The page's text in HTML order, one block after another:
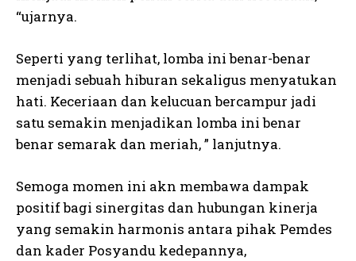
“ujarnya.
Seperti yang terlihat, lomba ini benar-benar
menjadi sebuah hiburan sekaligus menyatukan
hati. Keceriaan dan kelucuan bercampur jadi
satu semakin menjadikan lomba ini benar
benar semarak dan meriah, ” lanjutnya.
Semoga momen ini akn membawa dampak
positif bagi sinergitas dan hubungan kinerja
yang semakin harmonis antara pihak Pemdes
dan kader Posyandu kedepannya,